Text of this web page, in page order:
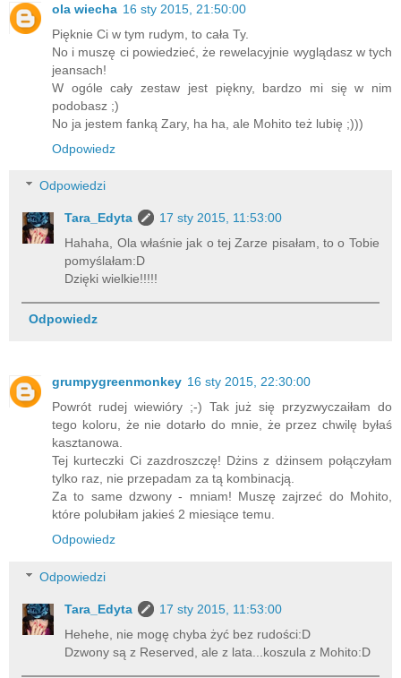
ola wiecha 16 sty 2015, 21:50:00
Pięknie Ci w tym rudym, to cała Ty.
No i muszę ci powiedzieć, że rewelacyjnie wyglądasz w tych
jeansach!
W ogóle cały zestaw jest piękny, bardzo mi się w nim
podobasz ;)
No ja jestem fanką Zary, ha ha, ale Mohito też lubię ;)))
Odpowiedz
Odpowiedzi
Tara_Edyta
17 sty 2015, 11:53:00
Hahaha, Ola właśnie jak o tej Zarze pisałam, to o Tobie
pomyślałam:D
Dzięki wielkie!!!!!
Odpowiedz
grumpygreenmonkey 16 sty 2015, 22:30:00
Powrót rudej wiewióry ;-) Tak już się przyzwyczaiłam do
tego koloru, że nie dotarło do mnie, że przez chwilę byłaś
kasztanowa.
Tej kurteczki Ci zazdroszczę! Dżins z dżinsem połączyłam
tylko raz, nie przepadam za tą kombinacją.
Za to same dzwony - mniam! Muszę zajrzeć do Mohito,
które polubiłam jakieś 2 miesiące temu.
Odpowiedz
Odpowiedzi
Tara_Edyta
17 sty 2015, 11:53:00
Hehehe, nie mogę chyba żyć bez rudości:D
Dzwony są z Reserved, ale z lata...koszula z Mohito:D